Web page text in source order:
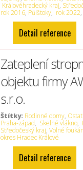
Královéhradecký kraj,
rok 2016, Půlštoky, rok 2022
Detail reference
Zateplení
objektu firmy
s.r.o.
Štítky: Rodinné domy,
Praha-západ, Skelné vlákno,
Středočeský kraj,Volné
okres Hradec Králové
Detail reference